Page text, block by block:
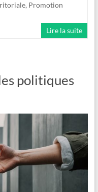
, Promotion
Lire la suite
politiques